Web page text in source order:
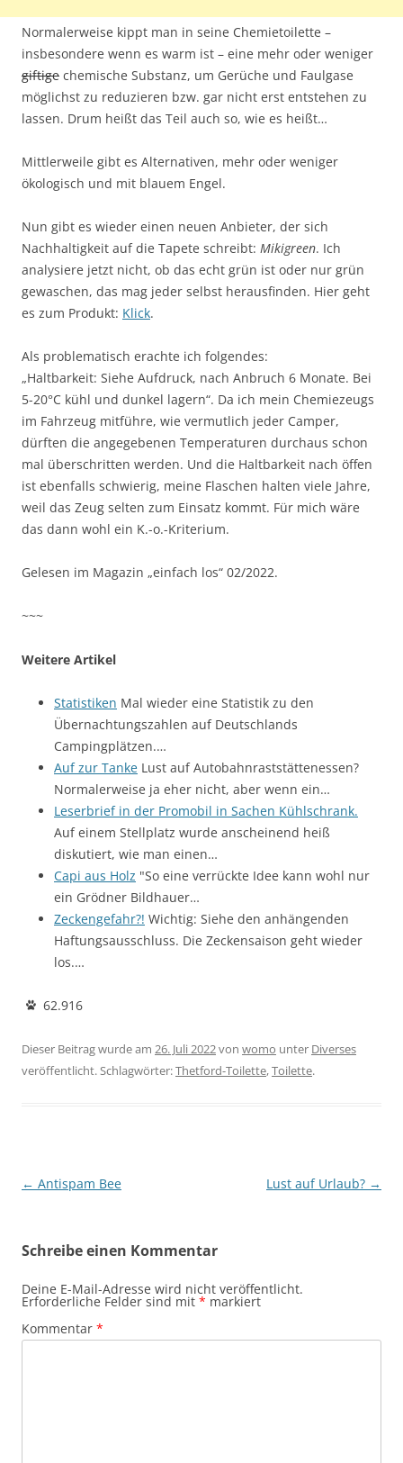
Normalerweise kippt man in seine Chemietoilette –
insbesondere wenn es warm ist – eine mehr oder weniger
giftige chemische Substanz, um Gerüche und Faulgase
möglichst zu reduzieren bzw. gar nicht erst entstehen zu
lassen. Drum heißt das Teil auch so, wie es heißt…
Mittlerweile gibt es Alternativen, mehr oder weniger
ökologisch und mit blauem Engel.
Nun gibt es wieder einen neuen Anbieter, der sich
Nachhaltigkeit auf die Tapete schreibt: Mikigreen. Ich
analysiere jetzt nicht, ob das echt grün ist oder nur grün
gewaschen, das mag jeder selbst herausfinden. Hier geht
es zum Produkt: Klick.
Als problematisch erachte ich folgendes:
„Haltbarkeit: Siehe Aufdruck, nach Anbruch 6 Monate. Bei
5-20°C kühl und dunkel lagern“. Da ich mein Chemiezeugs
im Fahrzeug mitführe, wie vermutlich jeder Camper,
dürften die angegebenen Temperaturen durchaus schon
mal überschritten werden. Und die Haltbarkeit nach öffen
ist ebenfalls schwierig, meine Flaschen halten viele Jahre,
weil das Zeug selten zum Einsatz kommt. Für mich wäre
das dann wohl ein K.-o.-Kriterium.
Gelesen im Magazin „einfach los“ 02/2022.
~~~
Weitere Artikel
Statistiken Mal wieder eine Statistik zu den
Übernachtungszahlen auf Deutschlands
Campingplätzen.…
Auf zur Tanke Lust auf Autobahnraststättenessen?
Normalerweise ja eher nicht, aber wenn ein…
Leserbrief in der Promobil in Sachen Kühlschrank.
Auf einem Stellplatz wurde anscheinend heiß
diskutiert, wie man einen…
Capi aus Holz "So eine verrückte Idee kann wohl nur
ein Grödner Bildhauer…
Zeckengefahr?! Wichtig: Siehe den anhängenden
Haftungsausschluss. Die Zeckensaison geht wieder
los.…
62.916
Dieser Beitrag wurde am 26. Juli 2022von womo unter Diverses
veröffentlicht. Schlagwörter:Thetford-Toilette,Toilette.
Beitragsnavigation
← Antispam Bee Lust auf Urlaub? →
Schreibe einen Kommentar
Deine E-Mail-Adresse wird nicht veröffentlicht.
Erforderliche Felder sind mit * markiert
Kommentar *